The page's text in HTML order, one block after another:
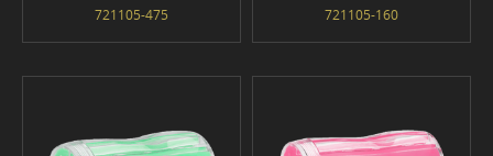
721105-475 721105-160